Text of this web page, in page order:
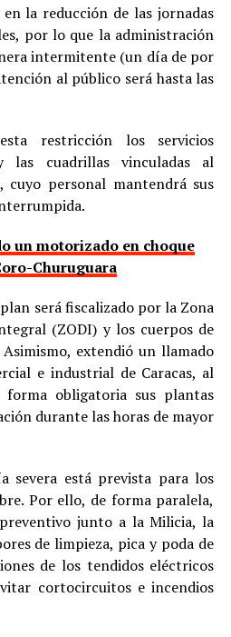
en la reducción de las jornadas
por lo que la administración
intermitente (un día de por
al público será hasta las
restricción los servicios
las cuadrillas vinculadas al
cuyo personal mantendrá sus
un motorizado en choque
Churuguara
será fiscalizado por la Zona
(ZODI) y los cuerpos de
extendió un llamado
e industrial de Caracas, al
obligatoria sus plantas
durante las horas de mayor
severa está prevista para los
Por ello, de forma paralela,
junto a la Milicia, la
de limpieza, pica y poda de
de los tendidos eléctricos
cortocircuitos e incendios